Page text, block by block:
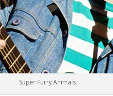
Super Furry Animals